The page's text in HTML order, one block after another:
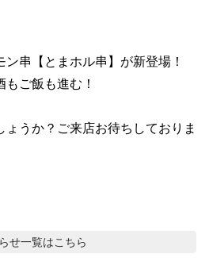
串【とまホル串】が新登場！
ご飯も進む！
うか？ご来店お待ちしておりま
せ一覧はこちら